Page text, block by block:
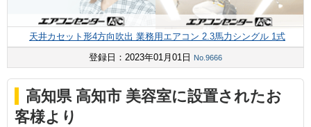
天井カセット形4方向吹出 業務用エアコン 2.3馬力シングル 1式
登録日：2023年01月01日
No.9666
高知県 高知市 美容室に設置されたお
客様より